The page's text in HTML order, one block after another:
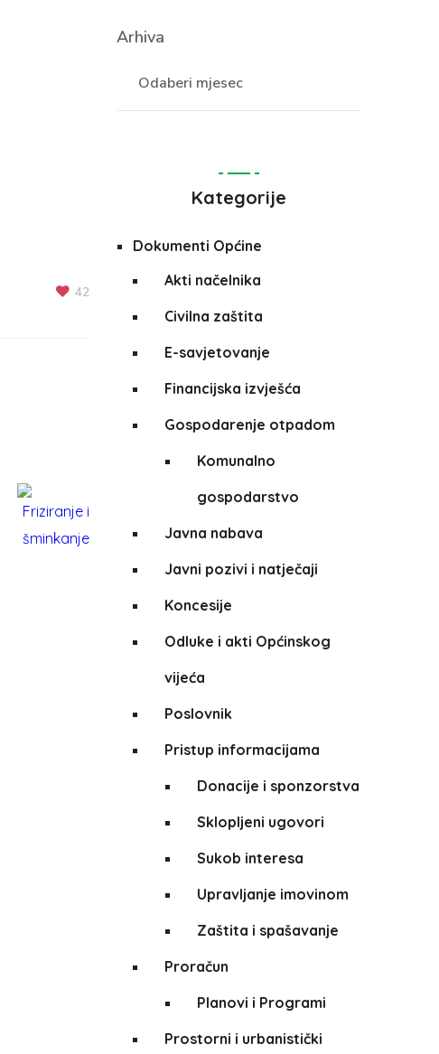
42
Arhiva
Kategorije
Dokumenti Općine
Akti načelnika
Civilna zaštita
E-savjetovanje
Financijska izvješća
Gospodarenje otpadom
Komunalno
gospodarstvo
Javna nabava
Javni pozivi i natječaji
Koncesije
Odluke i akti Općinskog
vijeća
Poslovnik
Pristup informacijama
Donacije i sponzorstva
Sklopljeni ugovori
Sukob interesa
Upravljanje imovinom
Zaštita i spašavanje
Proračun
Planovi i Programi
Prostorni i urbanistički